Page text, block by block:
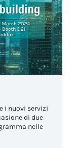
i nuovi servizi
di due
nelle